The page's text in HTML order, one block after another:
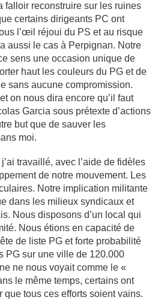
falloir reconstruire sur les ruines
certains dirigeants PC ont
l’œil réjoui du PS et au risque
aussi le cas à Perpignan. Notre
sens une occasion unique de
haut les couleurs du PG et de
sans aucune compromission.
on nous dira encore qu’il faut
Garcia sous prétexte d’actions
but que de sauver les
moi.
travaillé, avec l’aide de fidèles
de notre mouvement. Les
Notre implication militante
dans les milieux syndicaux et
Nous disposons d’un local qui
Nous étions en capacité de
de liste PG et forte probabilité
PG sur une ville de 120.000
ne nous voyait comme le «
le même temps, certains ont
que tous ces efforts soient vains.